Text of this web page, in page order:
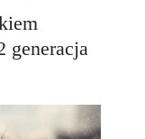
generacja